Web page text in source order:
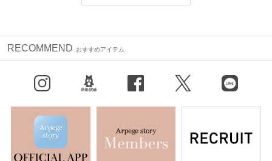
RECOMMEND おすすめアイテム
X（旧Twitter） LINE